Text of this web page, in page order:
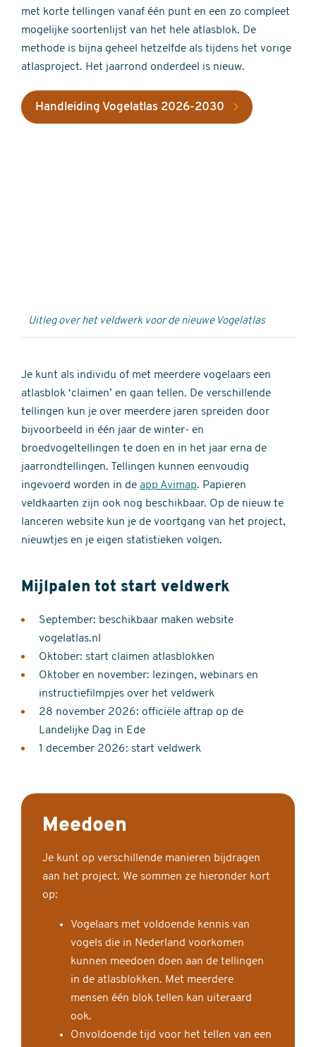
met korte tellingen vanaf één punt en een zo compleet
mogelijke soortenlijst van het hele atlasblok. De
methode is bijna geheel hetzelfde als tijdens het vorige
atlasproject. Het jaarrond onderdeel is nieuw.
Handleiding Vogelatlas 2026-2030
Uitleg over het veldwerk voor de nieuwe Vogelatlas
Je kunt als individu of met meerdere vogelaars een
atlasblok ‘claimen’ en gaan tellen. De verschillende
tellingen kun je over meerdere jaren spreiden door
bijvoorbeeld in één jaar de winter- en
broedvogeltellingen te doen en in het jaar erna de
jaarrondtellingen. Tellingen kunnen eenvoudig
ingevoerd worden in de app Avimap. Papieren
veldkaarten zijn ook nog beschikbaar. Op de nieuw te
lanceren website kun je de voortgang van het project,
nieuwtjes en je eigen statistieken volgen.
Mijlpalen tot start veldwerk
September: beschikbaar maken website
vogelatlas.nl
Oktober: start claimen atlasblokken
Oktober en november: lezingen, webinars en
instructiefilmpjes over het veldwerk
28 november 2026: officiële aftrap op de
Landelijke Dag in Ede
1 december 2026: start veldwerk
Meedoen
Je kunt op verschillende manieren bijdragen
aan het project. We sommen ze hieronder kort
op:
Vogelaars met voldoende kennis van
vogels die in Nederland voorkomen
kunnen meedoen doen aan de tellingen
in de atlasblokken. Met meerdere
mensen één blok tellen kan uiteraard
ook.
Onvoldoende tijd voor het tellen van een